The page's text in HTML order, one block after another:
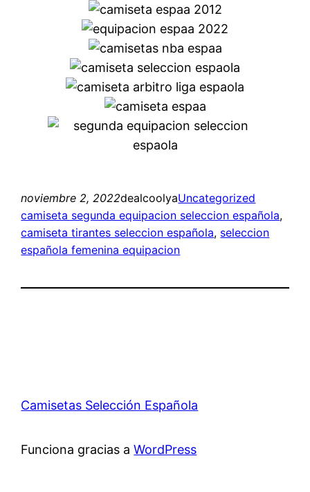
noviembre 2, 2022dealcoolyaUncategorized
camiseta segunda equipacion seleccion española
camiseta tirantes seleccion española, seleccion
española femenina equipacion
Camisetas Selección Española
Funciona gracias aWordPress